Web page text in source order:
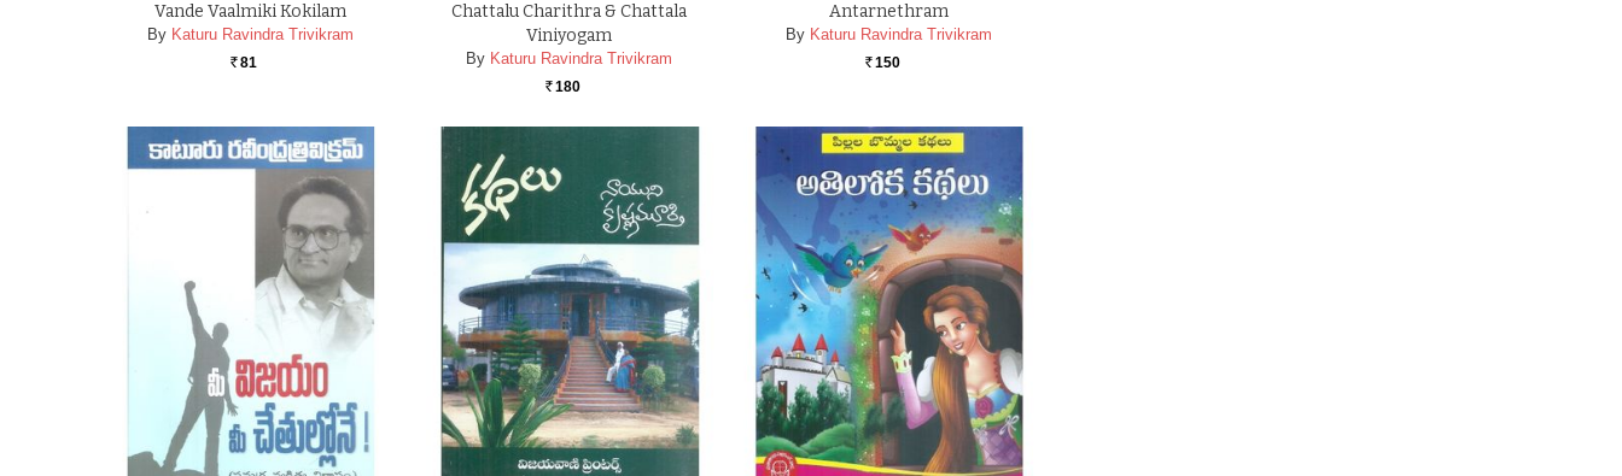
Vande Vaalmiki Kokilam
By Katuru Ravindra Trivikram
Rs. 81
Chattalu Charithra & Chattala
Viniyogam
By Katuru Ravindra Trivikram
Rs. 180
Antarnethram
By Katuru Ravindra Trivikram
Rs. 150